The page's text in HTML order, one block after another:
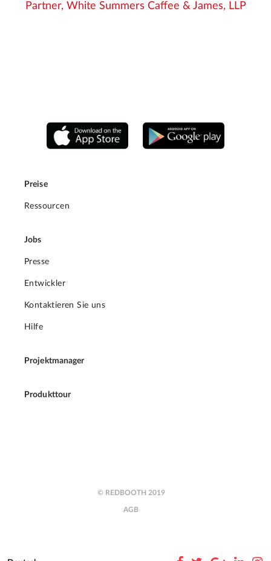
Partner, White Summers Caffee & James, LLP
Preise
Ressourcen
Jobs
Presse
Entwickler
Kontaktieren Sie uns
Hilfe
Projektmanager
Produkttour
© REDBOOTH 2019
AGB